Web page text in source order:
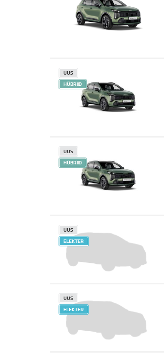
UUS
HÜBRIID
UUS
HÜBRIID
UUS
ELEKTER
UUS
ELEKTER